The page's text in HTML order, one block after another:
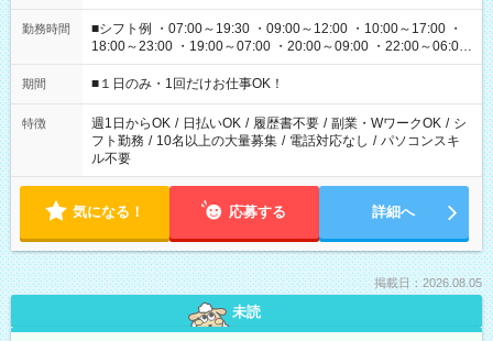
勤務時間
■シフト例 ・07:00～19:30 ・09:00～12:00 ・10:00～17:00 ・
18:00～23:00 ・19:00～07:00 ・20:00～09:00 ・22:00～06:00
etc ★最短で3時間で5,120円のお仕事から 15時間で2万円近く稼
げるお仕事も！ ご希望のお時間に合わせてご紹介！ ※シフトは
ください！
期間 ■１日のみ・1回だけお仕事OK！
特徴 週1日からOK / 日払いOK / 履歴書不要 / 副業・WワークOK / シ
フト勤務 / 10名以上の大量募集 / 電話対応なし / パソコンスキ
ル不要
気になる！ 応募する 詳細へ
掲載日：2026.08.05
未読